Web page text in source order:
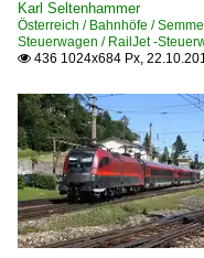
Karl Seltenhammer
Österreich / Bahnhöfe /
Steuerwagen / RailJet -
 436 1024x684 Px,